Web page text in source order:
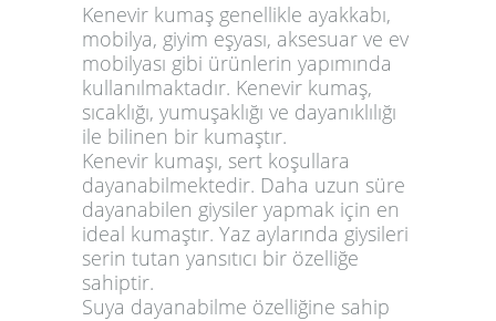
Kenevir kumaş genellikle ayakkabı,
mobilya, giyim eşyası, aksesuar ve ev
mobilyası gibi ürünlerin yapımında
kullanılmaktadır. Kenevir kumaş,
sıcaklığı, yumuşaklığı ve dayanıklılığı
ile bilinen bir kumaştır.
Kenevir kumaşı, sert koşullara
dayanabilmektedir. Daha uzun süre
dayanabilen giysiler yapmak için en
ideal kumaştır. Yaz aylarında giysileri
serin tutan yansıtıcı bir özelliğe
sahiptir.
Suya dayanabilme özelliğine sahip